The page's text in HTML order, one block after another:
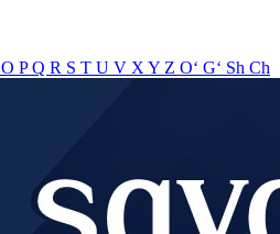
O PQ R S T U V X Y Z O‘ G‘ Sh Ch